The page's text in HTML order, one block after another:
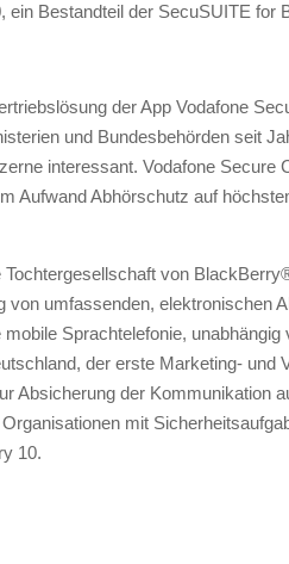
Bestandteil der SecuSUITE for
der App Vodafone
und Bundesbehörden seit
interessant. Vodafone
Aufwand Abhörschutz auf
Tochtergesellschaft von
umfassenden, elektronischen
Sprachtelefonie,
der erste Marketing-
Absicherung der Kommunikation
mit
10.